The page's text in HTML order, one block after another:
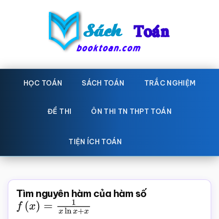
Sách
Toán
toán
Học
toán,
giáo
Toán,
trắc
HỌC TOÁN SÁCH TOÁN TRẮC NGHIỆM
ĐỀ THI ÔN THI TN THPT TOÁN
TIỆN ÍCH TOÁN
Tìm nguyên hàm của hàm số
f( x)= 1xlnx+x